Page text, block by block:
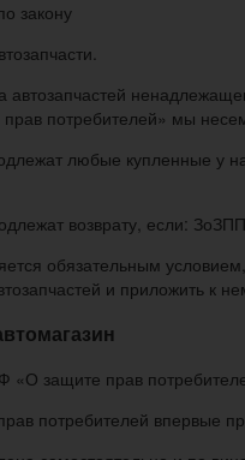
автозапчастей
потребителей» мы
любые купленные у
возврату, если:
обязательным
и приложить к
«О защите прав
потребителей впервые